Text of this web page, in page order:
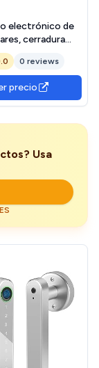
electrónico de
cerradura
impermeable
| Cerradura
sin llave con
digital,Candado
con biométrico
0 reviews
precio
Usa